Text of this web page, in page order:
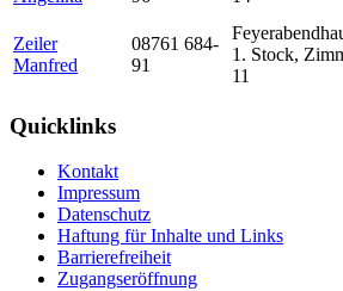
Zeiler
Manfred
08761 684-
91
1. Stock,
11
Quicklinks
Kontakt
Impressum
Datenschutz
Haftung für Inhalte und Links
Barrierefreiheit
Zugangseröffnung